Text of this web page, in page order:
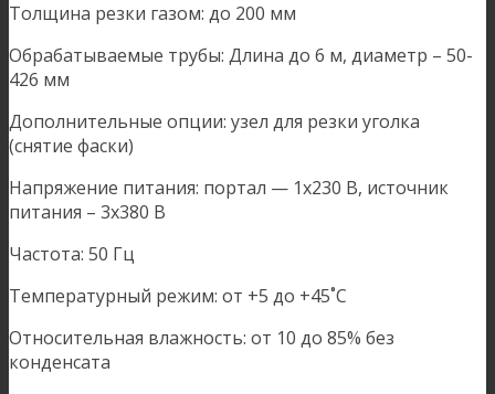
Толщина резки газом: до 200 мм
Обрабатываемые трубы: Длина до 6 м, диаметр – 50-
426 мм
Дополнительные опции: узел для резки уголка
(снятие фаски)
Напряжение питания: портал — 1х230 В, источник
питания – 3х380 В
Частота: 50 Гц
Температурный режим: от +5 до +45˚C
Относительная влажность: от 10 до 85% без
конденсата